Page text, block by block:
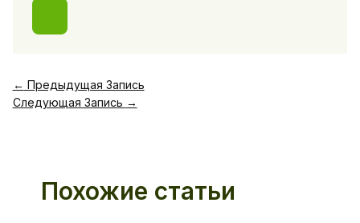
← Предыдущая Запись
Следующая Запись →
Похожие статьи